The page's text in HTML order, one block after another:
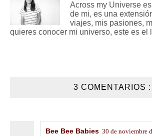
Across my Universe
de mi, es una
viajes, mis pasiones,
quieres conocer mi universo, este es el
3 COMENTARIOS :
Bee Bee Babies 30 de noviembre